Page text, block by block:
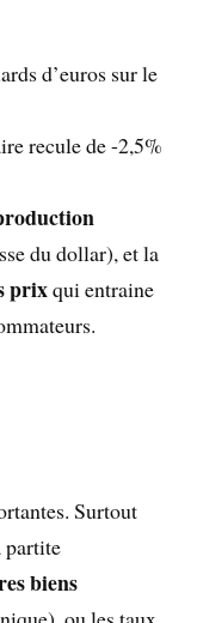
d’euros sur le
recule de -2,5%
du dollar), et la
prixqui entraine
Surtout
partite
biens